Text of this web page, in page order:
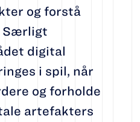
og forstå
Særligt
digital
i spil, når
og forholde
artefakters